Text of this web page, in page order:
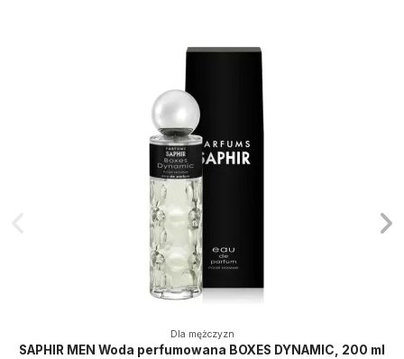
Dla mężczyzn
SAPHIR MEN Woda perfumowana BOXES DYNAMIC, 200 ml